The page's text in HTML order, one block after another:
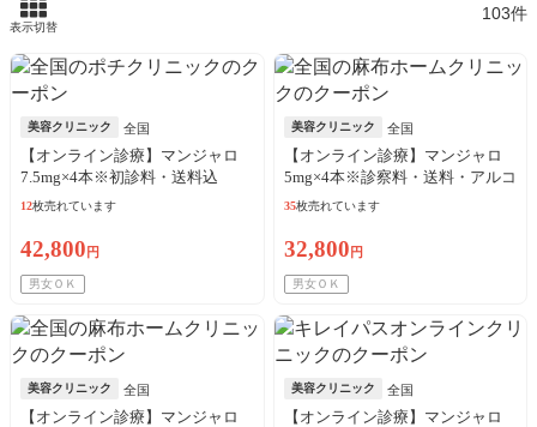
表示切替
103件
美容クリニック 全国
【オンライン診療】マンジャロ
7.5mg×4本※初診料・送料込
12枚売れています
42,800 円
男女ＯＫ
美容クリニック 全国
【オンライン診療】マンジャロ
5mg×4本※診察料・送料・アルコ
ール綿込／リピート可
35枚売れています
32,800 円
男女ＯＫ
美容クリニック 全国
【オンライン診療】マンジャロ
美容クリニック 全国
【オンライン診療】マンジャロ